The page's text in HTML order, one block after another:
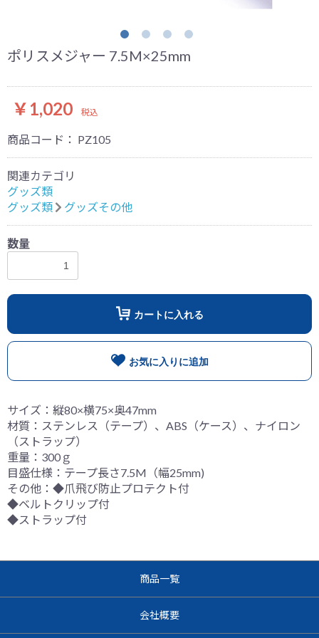
ポリスメジャー 7.5M×25mm
￥1,020 税込
商品コード： PZ105
関連カテゴリ
グッズ類
グッズ類
グッズその他
数量
カートに入れる
お気に入りに追加
サイズ：縦80×横75×奥47mm
材質：ステンレス（テープ）、ABS（ケース）、ナイロン
（ストラップ）
重量：300ｇ
目盛仕様：テープ長さ7.5M（幅25mm)
その他：◆爪飛び防止プロテクト付
◆ベルトクリップ付
◆ストラップ付
商品一覧
会社概要